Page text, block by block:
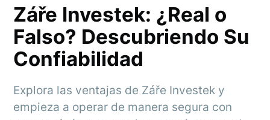
Záře Investek: ¿Real o
Falso? Descubriendo Su
Confiabilidad
Explora las ventajas de Záře Investek y
empieza a operar de manera segura con